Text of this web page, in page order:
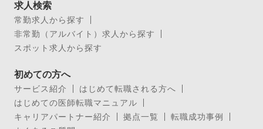
求人検索
常勤求人から探す
非常勤（アルバイト）求人から探す
スポット求人から探す
初めての方へ
サービス紹介
はじめて転職される方へ
はじめての医師転職マニュアル
キャリアパートナー紹介
拠点一覧
転職成功事例